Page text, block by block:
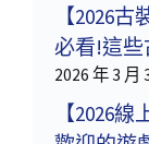
【2026
必看!這
2026 年 3 月
【2026